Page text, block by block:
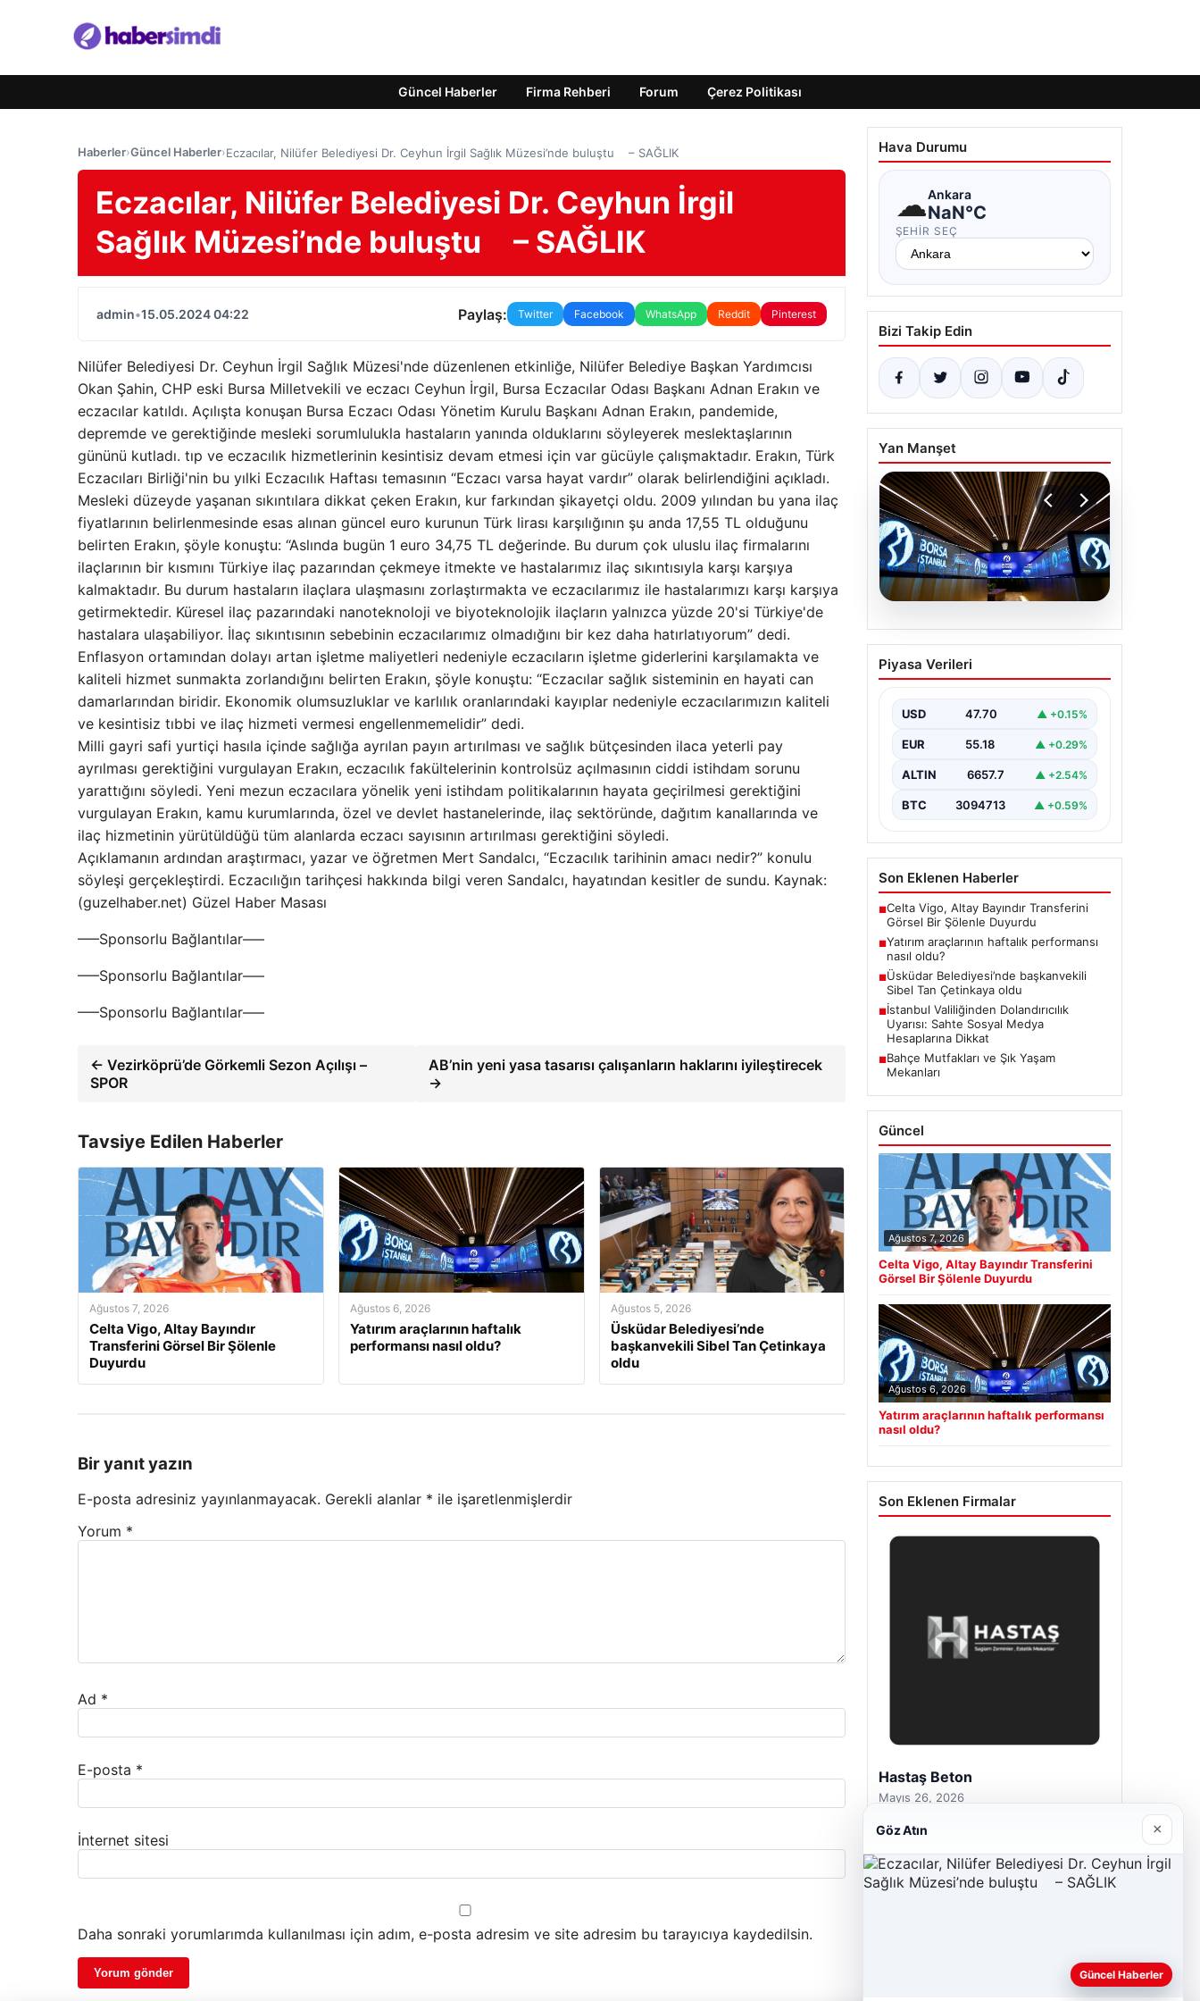
Güncel Haberler Firma Rehberi Forum Çerez Politikası
Haberler›Güncel Haberler›Eczacılar, Nilüfer Belediyesi Dr. Ceyhun İrgil Sağlık Müzesi’nde buluştu – SAĞLIK
Eczacılar, Nilüfer Belediyesi Dr. Ceyhun İrgil
Sağlık Müzesi’nde buluştu – SAĞLIK
admin•15.05.2024 04:22 Paylaş: Twitter Facebook WhatsApp Reddit Pinterest
Nilüfer Belediyesi Dr. Ceyhun İrgil Sağlık Müzesi'nde düzenlenen etkinliğe, Nilüfer Belediye Başkan Yardımcısı
Okan Şahin, CHP eski Bursa Milletvekili ve eczacı Ceyhun İrgil, Bursa Eczacılar Odası Başkanı Adnan Erakın ve
eczacılar katıldı. Açılışta konuşan Bursa Eczacı Odası Yönetim Kurulu Başkanı Adnan Erakın, pandemide,
depremde ve gerektiğinde mesleki sorumlulukla hastaların yanında olduklarını söyleyerek meslektaşlarının
gününü kutladı. tıp ve eczacılık hizmetlerinin kesintisiz devam etmesi için var gücüyle çalışmaktadır. Erakın, Türk
Eczacıları Birliği'nin bu yılki Eczacılık Haftası temasının “Eczacı varsa hayat vardır” olarak belirlendiğini açıkladı.
Mesleki düzeyde yaşanan sıkıntılara dikkat çeken Erakın, kur farkından şikayetçi oldu. 2009 yılından bu yana ilaç
fiyatlarının belirlenmesinde esas alınan güncel euro kurunun Türk lirası karşılığının şu anda 17,55 TL olduğunu
belirten Erakın, şöyle konuştu: “Aslında bugün 1 euro 34,75 TL değerinde. Bu durum çok uluslu ilaç firmalarını
ilaçlarının bir kısmını Türkiye ilaç pazarından çekmeye itmekte ve hastalarımız ilaç sıkıntısıyla karşı karşıya
kalmaktadır. Bu durum hastaların ilaçlara ulaşmasını zorlaştırmakta ve eczacılarımız ile hastalarımızı karşı karşıya
getirmektedir. Küresel ilaç pazarındaki nanoteknoloji ve biyoteknolojik ilaçların yalnızca yüzde 20'si Türkiye'de
hastalara ulaşabiliyor. İlaç sıkıntısının sebebinin eczacılarımız olmadığını bir kez daha hatırlatıyorum” dedi.
Enflasyon ortamından dolayı artan işletme maliyetleri nedeniyle eczacıların işletme giderlerini karşılamakta ve
kaliteli hizmet sunmakta zorlandığını belirten Erakın, şöyle konuştu: “Eczacılar sağlık sisteminin en hayati can
damarlarından biridir. Ekonomik olumsuzluklar ve karlılık oranlarındaki kayıplar nedeniyle eczacılarımızın kaliteli
ve kesintisiz tıbbi ve ilaç hizmeti vermesi engellenmemelidir” dedi.
Milli gayri safi yurtiçi hasıla içinde sağlığa ayrılan payın artırılması ve sağlık bütçesinden ilaca yeterli pay
ayrılması gerektiğini vurgulayan Erakın, eczacılık fakültelerinin kontrolsüz açılmasının ciddi istihdam sorunu
yarattığını söyledi. Yeni mezun eczacılara yönelik yeni istihdam politikalarının hayata geçirilmesi gerektiğini
vurgulayan Erakın, kamu kurumlarında, özel ve devlet hastanelerinde, ilaç sektöründe, dağıtım kanallarında ve
ilaç hizmetinin yürütüldüğü tüm alanlarda eczacı sayısının artırılması gerektiğini söyledi.
Açıklamanın ardından araştırmacı, yazar ve öğretmen Mert Sandalcı, “Eczacılık tarihinin amacı nedir?” konulu
söyleşi gerçekleştirdi. Eczacılığın tarihçesi hakkında bilgi veren Sandalcı, hayatından kesitler de sundu. Kaynak:
(guzelhaber.net) Güzel Haber Masası
—–Sponsorlu Bağlantılar—–
—–Sponsorlu Bağlantılar—–
—–Sponsorlu Bağlantılar—–
← Vezirköprü’de Görkemli Sezon Açılışı –
SPOR
AB’nin yeni yasa tasarısı çalışanların haklarını iyileştirecek
→
Tavsiye Edilen Haberler
Ağustos 7, 2026
Celta Vigo, Altay Bayındır
Transferini Görsel Bir Şölenle
Duyurdu
Ağustos 6, 2026
Yatırım araçlarının haftalık
performansı nasıl oldu?
Ağustos 5, 2026
Üsküdar Belediyesi’nde
başkanvekili Sibel Tan Çetinkaya
oldu
Bir yanıt yazın
E-posta adresiniz yayınlanmayacak. Gerekli alanlar * ile işaretlenmişlerdir
Yorum *
Ad *
E-posta *
İnternet sitesi
Daha sonraki yorumlarımda kullanılması için adım, e-posta adresim ve site adresim bu tarayıcıya kaydedilsin.
Hava Durumu
☁Ankara
NaN°C
ŞEHIR SEÇ
Bizi Takip Edin
Yan Manşet
06.08.2026
Yatırım araçlarının
haftalık performansı
Piyasa Verileri
USD 47.70 ▲ +0.15%
EUR 55.18 ▲ +0.29%
ALTIN 6657.7 ▲ +2.54%
BTC 3094713 ▲ +0.59%
Son Eklenen Haberler
■Celta Vigo, Altay Bayındır Transferini
Görsel Bir Şölenle Duyurdu
■Yatırım araçlarının haftalık performansı
nasıl oldu?
■Üsküdar Belediyesi’nde başkanvekili
Sibel Tan Çetinkaya oldu
■İstanbul Valiliğinden Dolandırıcılık
Uyarısı: Sahte Sosyal Medya
Hesaplarına Dikkat
■Bahçe Mutfakları ve Şık Yaşam
Mekanları
Güncel
Ağustos 7, 2026
Celta Vigo, Altay Bayındır Transferini
Görsel Bir Şölenle Duyurdu
Ağustos 6, 2026
Yatırım araçlarının haftalık performansı
nasıl oldu?
Son Eklenen Firmalar
Hastaş Beton
Mayıs 26, 2026
Göz Atın ×
Güncel Haberler